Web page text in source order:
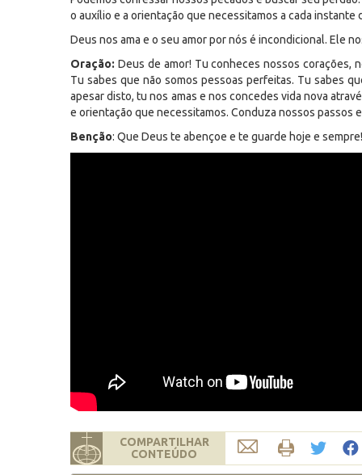
o auxílio e a orientação que necessitamos a cada instante
Deus nos ama e o seu amor por nós é incondicional. Ele
Oração: Deus de amor! Tu conheces nossos corações,
Tu sabes que não somos pessoas perfeitas. Tu sabes
apesar disto, tu nos amas e nos concedes vida nova
e orientação que necessitamos. Conduza nossos passos
Benção: Que Deus te abençoe e te guarde hoje e
COMPARTILHAR
CONTEÚDO